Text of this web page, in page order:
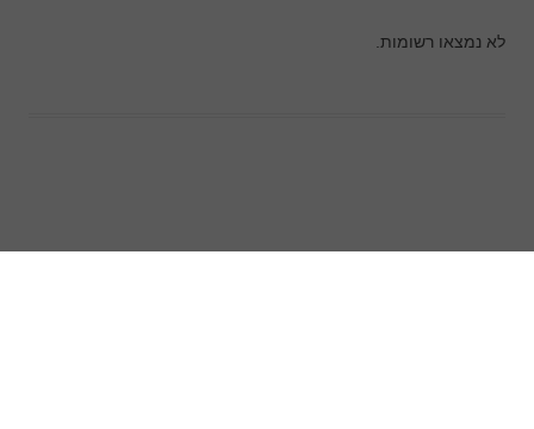
לא נמצאו רשומות.